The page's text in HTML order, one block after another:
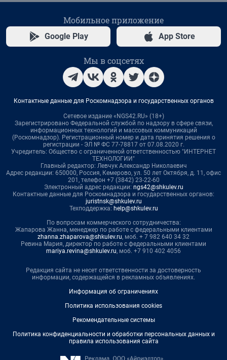
Мобильное приложение
Google Play App Store
Мы в соцсетях
Контактные данные для Роскомнадзора и государственных органов
Сетевое издание «NGS42.RU» (18+)
Зарегистрировано Федеральной службой по надзору в сфере связи,
информационных технологий и массовых коммуникаций
(Роскомнадзор). Регистрационный номер и дата принятия решения о
регистрации - ЭЛ № ФС 77-78817 от 07.08.2020 г.
Учредитель: Общество с ограниченной ответственностью "ИНТЕРНЕТ
ТЕХНОЛОГИИ"
Главный редактор: Левчук Александр Николаевич
Адрес редакции: 650000, Россия, Кемерово, ул. 50 лет Октября, д. 11, офис
201, телефон +7 (3842) 23-22-60
Электронный адрес редакции: ngs42@shkulev.ru
Контактные данные для Роскомнадзора и государственных органов:
juristnsk@shkulev.ru
Техподдержка: help@shkulev.ru
По вопросам коммерческого сотрудничества:
Жапарова Жанна, менеджер по работе с федеральными клиентами
zhanna.zhaparova@shkulev.ru, моб. + 7 982 640 34 32
Ревина Мария, директор по работе с федеральными клиентами
mariya.revina@shkulev.ru, моб. +7 910 402 4056
Редакция сайта не несет ответственности за достоверность
информации, содержащейся в рекламных объявлениях.
Информация об ограничениях
Политика использования cookies
Рекомендательные системы
Политика конфиденциальности и обработки персональных данных и
правила использования сайта